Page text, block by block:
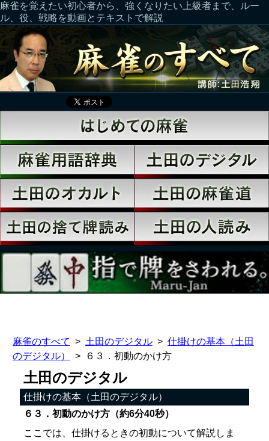
麻雀を覚えたい初心者から、強くなりたい上級者まで、ルー
ル、役、戦略を動画とテキストで解説
麻雀のすべて 土田のデジタル
仕掛けの基本（土田
のデジタル）
６３．初動のかけ方
土田のデジタル
仕掛けの基本（土田のデジタル）
６３．初動のかけ方（約6分40秒）
ここでは、仕掛けるときの初動について解説しま